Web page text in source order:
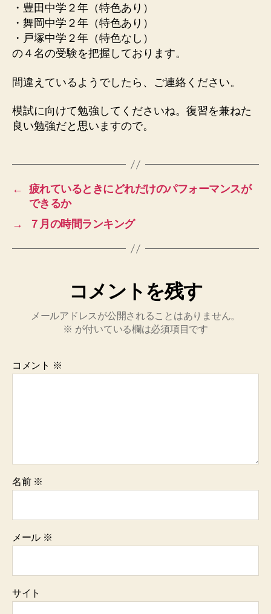
・豊田中学２年（特色あり）
・舞岡中学２年（特色あり）
・戸塚中学２年（特色なし）
の４名の受験を把握しております。
間違えているようでしたら、ご連絡ください。
模試に向けて勉強してくださいね。復習を兼ねた
良い勉強だと思いますので。
←
疲れているときにどれだけのパフォーマンスが
できるか
→
７月の時間ランキング
コメントを残す
メールアドレスが公開されることはありません。
※ が付いている欄は必須項目です
コメント ※
名前 ※
メール ※
サイト